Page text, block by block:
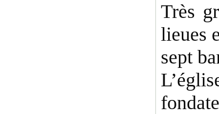
Très
lieues
sept